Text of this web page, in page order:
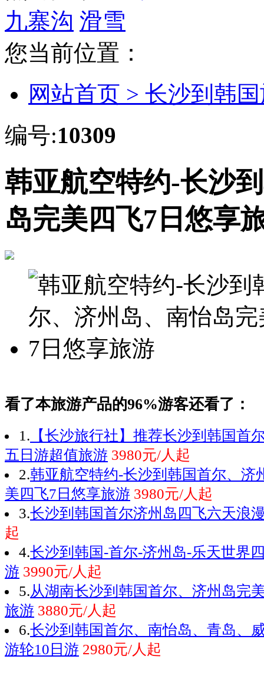
九寨沟 滑雪
您当前位置：
网站首页 > 长沙到韩
编号:10309
韩亚航空特约-长沙
岛完美四飞7日悠享
看了本旅游产品的96%游客还看了：
1. 【长沙旅行社】推荐长沙到韩国首
五日游超值旅游 3980元/人起
2.韩亚航空特约-长沙到韩国首尔、济
美四飞7日悠享旅游 3980元/人起
3.长沙到韩国首尔济州岛四飞六天浪
起
4.长沙到韩国-首尔-济州岛-乐天世界
游 3990元/人起
5.从湖南长沙到韩国首尔、济州岛完
旅游 3880元/人起
6.长沙到韩国首尔、南怡岛、青岛、
游轮10日游 2980元/人起